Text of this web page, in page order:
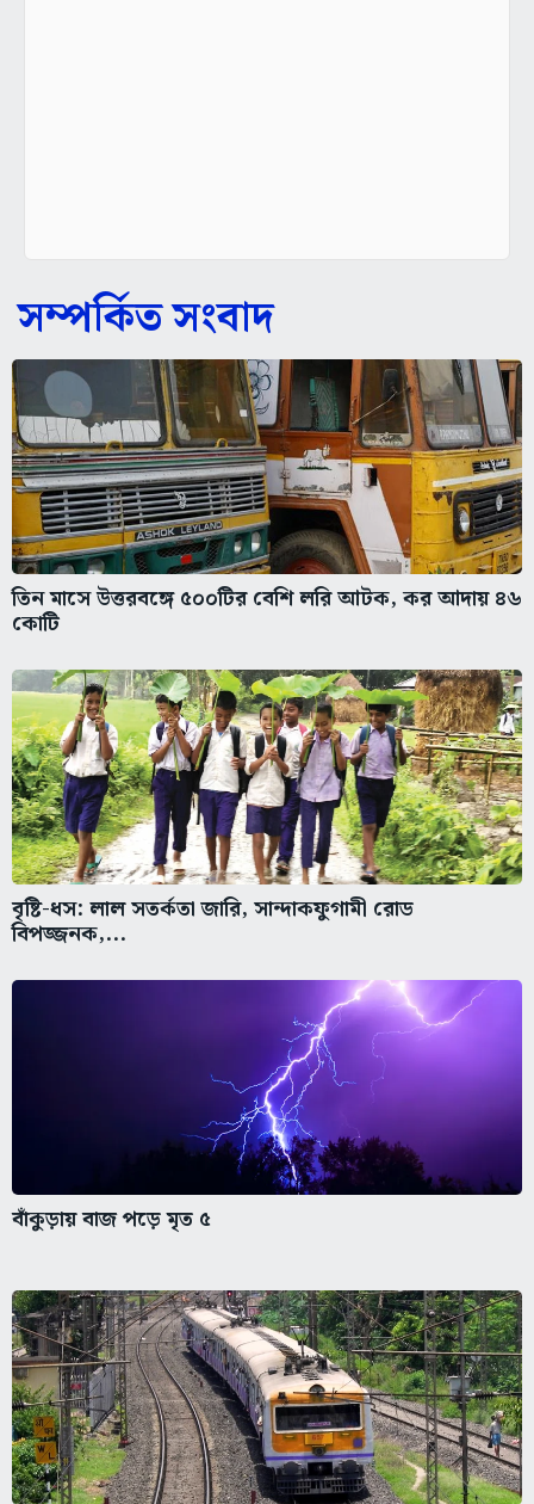
সম্পর্কিত সংবাদ
তিন মাসে উত্তরবঙ্গে ৫০০টির বেশি লরি আটক, কর আদায় ৪৬
কোটি
বৃষ্টি-ধস: লাল সতর্কতা জারি, সান্দাকফুগামী রোড
বিপজ্জনক,...
বাঁকুড়ায় বাজ পড়ে মৃত ৫